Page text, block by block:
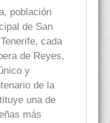
población
de San
cada
de Reyes,
y
de la
una de
más